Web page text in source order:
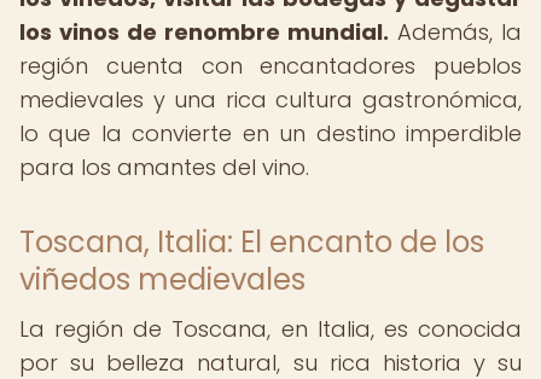
los vinos de renombre mundial. Además, la
región cuenta con encantadores pueblos
medievales y una rica cultura gastronómica,
lo que la convierte en un destino imperdible
para los amantes del vino.
Toscana, Italia: El encanto de los
viñedos medievales
La región de Toscana, en Italia, es conocida
por su belleza natural, su rica historia y su